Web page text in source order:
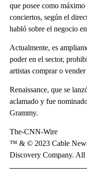
que posee como
conciertos, según el
habló sobre el negocio
Actualmente, es
poder en el sector,
artistas comprar o
Renaissance, que se
aclamado y fue
Grammy.
The-CNN-Wire
™ & © 2023 Cable
Discovery Company. All